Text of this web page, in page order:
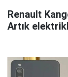
Renault
Artık